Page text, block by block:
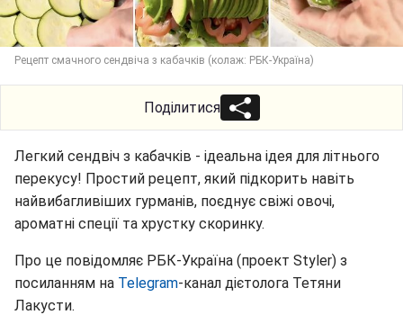
Рецепт смачного сендвіча з кабачків (колаж: РБК-Україна)
Поділитися
Легкий сендвіч з кабачків - ідеальна ідея для літнього
перекусу! Простий рецепт, який підкорить навіть
найвибагливіших гурманів, поєднує свіжі овочі,
ароматні спеції та хрустку скоринку.
Про це повідомляє РБК-Україна (проект Styler) з
посиланням на Telegram-канал дієтолога Тетяни
Лакусти.